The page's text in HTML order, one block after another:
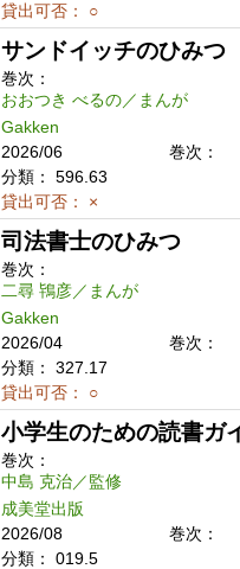
貸出可否：
○
サンドイッチのひみつ
巻次：
おおつき べるの／まんが
Gakken
2026/06
巻次：
分類：
596.63
貸出可否：
×
司法書士のひみつ
巻次：
二尋 鴇彦／まんが
Gakken
2026/04
巻次：
分類：
327.17
貸出可否：
○
小学生のための読書ガ
巻次：
中島 克治／監修
成美堂出版
2026/08
巻次：
分類：
019.5